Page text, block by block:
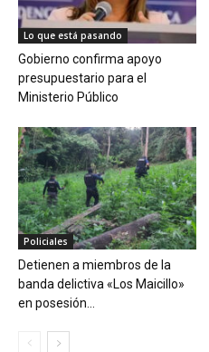
Lo que está pasando
Gobierno confirma apoyo
presupuestario para el
Ministerio Público
Policiales
Detienen a miembros de la
banda delictiva «Los Maicillo»
en posesión...